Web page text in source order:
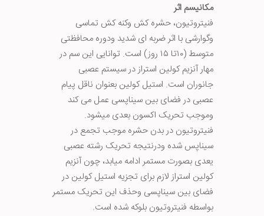
مکانیسم اثر
فنیتروتیون، حشره کش وکنه کش تماسی
وگوارشی با اثر ضربه ای شدید ودوره محافظتی
متوسط (۱۰تا ۱۵ روز) است. توانایی این سم در
مهار آنزیم کولین استراز در سیستم عصبی
جانوران است. استیل کولین بعنوان ناقل پیام
عصبی در فضای بین سیناپسی عمل می کند
وموجب تحریک اکسون بعدی میشود.
فنیتروتیون در بدن حشره موجب تجمع در
سیناپس شده ودرنتیجه تحریک رشته عصبی
یعدی بصورت مستمر ادامه میابد، چون آنزیم
کولین استراز لازم برای تجزیه استیل کولین در
فضای بین سیناپسی وحذف این تحریک مستمر
بواسطه فنیتروتیون بلوکه شده است.